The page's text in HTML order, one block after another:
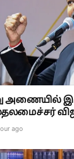
அணையில்
ago